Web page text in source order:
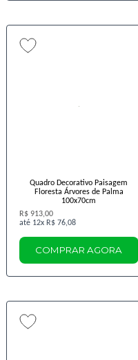
Quadro Decorativo Paisagem
Floresta Árvores de Palma
100x70cm
R$ 913,00
12x R$ 76,08
COMPRAR AGORA